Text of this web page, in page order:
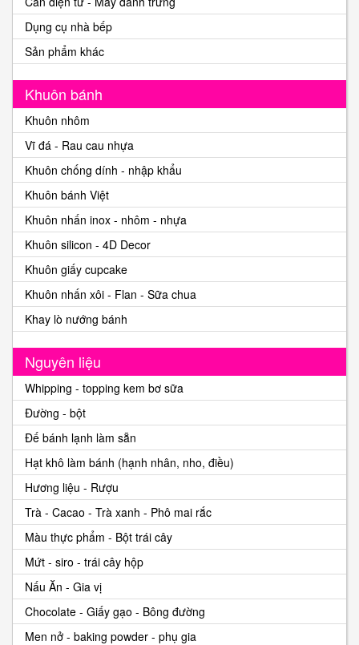
Dụng cụ nhà bếp
Sản phẩm khác
Khuôn bánh
Khuôn nhôm
Vĩ đá - Rau cau nhựa
Khuôn chống dính - nhập khẩu
Khuôn bánh Việt
Khuôn nhấn inox - nhôm - nhựa
Khuôn silicon - 4D Decor
Khuôn giấy cupcake
Khuôn nhấn xôi - Flan - Sữa chua
Khay lò nướng bánh
Nguyên liệu
Whipping - topping kem bơ sữa
Đường - bột
Đế bánh lạnh làm sẵn
Hạt khô làm bánh (hạnh nhân, nho, điều)
Hương liệu - Rượu
Trà - Cacao - Trà xanh - Phô mai rắc
Màu thực phẩm - Bột trái cây
Mứt - siro - trái cây hộp
Nấu Ăn - Gia vị
Chocolate - Giấy gạo - Bông đường
Men nở - baking powder - phụ gia